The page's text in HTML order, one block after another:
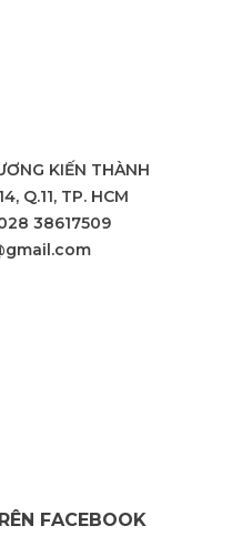
KIẾN THÀNH
Q.11, TP. HCM
38617509
FACEBOOK